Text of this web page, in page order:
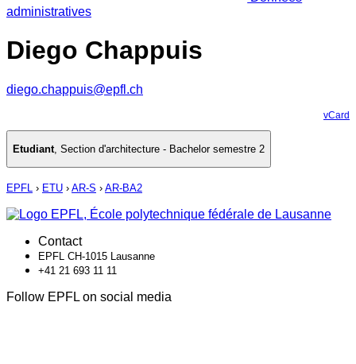
administratives
Diego Chappuis
diego.chappuis@epfl.ch
vCard
Etudiant, Section d'architecture - Bachelor semestre 2
EPFL › ETU › AR-S › AR-BA2
Contact
EPFL CH-1015 Lausanne
+41 21 693 11 11
Follow EPFL on social media